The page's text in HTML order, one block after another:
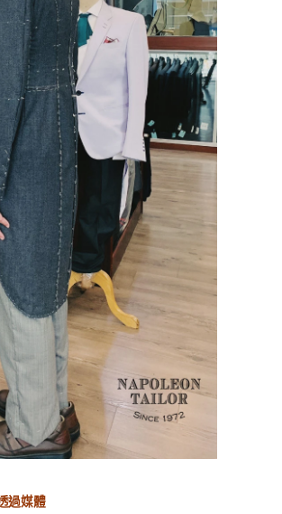
過媒體